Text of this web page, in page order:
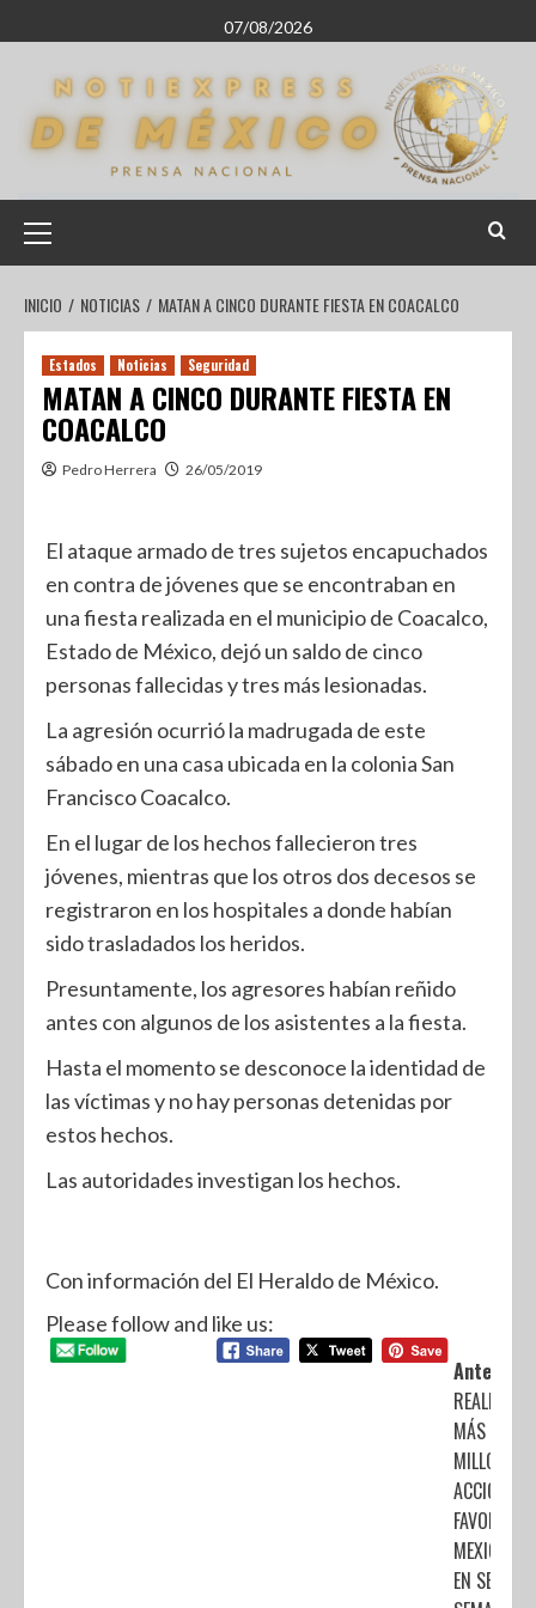
07/08/2026
INICIO NOTICIAS MATAN A CINCO DURANTE FIESTA EN COACALCO
Estados Noticias Seguridad
MATAN A CINCO DURANTE FIESTA EN
COACALCO
Pedro Herrera 26/05/2019
El ataque armado de tres sujetos encapuchados
en contra de jóvenes que se encontraban en
una fiesta realizada en el municipio de Coacalco,
Estado de México, dejó un saldo de cinco
personas fallecidas y tres más lesionadas.
La agresión ocurrió la madrugada de este
sábado en una casa ubicada en la colonia San
Francisco Coacalco.
En el lugar de los hechos fallecieron tres
jóvenes, mientras que los otros dos decesos se
registraron en los hospitales a donde habían
sido trasladados los heridos.
Presuntamente, los agresores habían reñido
antes con algunos de los asistentes a la fiesta.
Hasta el momento se desconoce la identidad de
las víctimas y no hay personas detenidas por
estos hechos.
Las autoridades investigan los hechos.
Con información del El Heraldo de México.
Please follow and like us:
Anterior:
REALIZA
MÁS DE 5
MILLONES
ACCIONES
FAVOR DE
EN